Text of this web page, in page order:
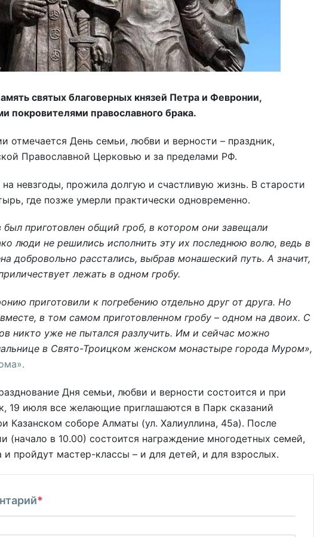
святых благоверных князей Петра и Февронии,
покровителями православного брака.
отмечается День семьи, любви и верности – праздник,
Православной Церковью и за пределами РФ.
на невзгоды, прожила долгую и счастливую жизнь. В старости
где позже умерли практически одновременно.
был приготовлен общий гроб, в котором они завещали
люди не решились исполнить эту их последнюю волю, ведь в
добровольно расстались, выбрав монашеский путь. А значит,
лежать в одном гробу.
приготовили к погребению отдельно друг от друга. Но
в том самом приготовленном гробу – одном на двоих. С
никто уже не пытался разлучить. Им и сейчас можно
в Свято-Троицком женском монастыре города Муром»,
Дня семьи, любви и верности состоится и при
19 июля все желающие приглашаются в Парк сказаний
Казанском соборе Алматы (ул. Халиуллина, 45а). После
(начало в 10.00) состоится награждение многодетных семей,
и пройдут мастер-классы – и для детей, и для взрослых.
*